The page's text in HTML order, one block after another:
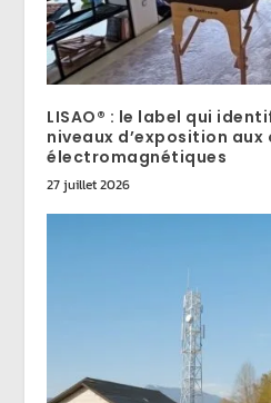
LISAO® : le label qui
niveaux d’exposition aux
électromagnétiques
27 juillet 2026